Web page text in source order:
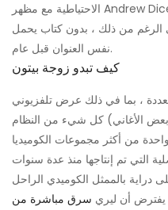
الرغم من ذلك ، بدون كتاب يحمل
نفس العنوان قبل عام.
كيف تبدو زوجة بيتون
، بما في ذلك عرض تلفزيوني
الأغاني) كل شيء من النظام
من أكثر مجموعات الكوميديا
دراية بالممثل الكوميدي الراحل
يفترض أن ليري سرق مباشرة من